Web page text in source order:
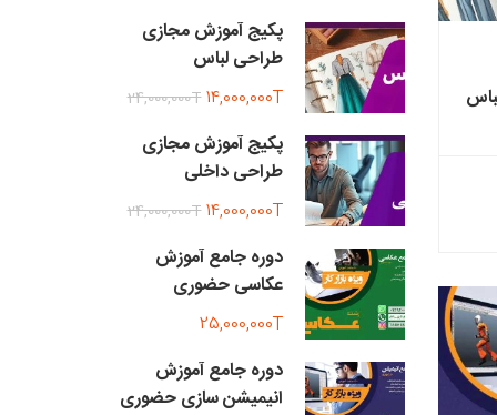
پکیج آموزش مجازی
طراحی لباس
24,000,000T 14,000,000T
پکیج آموزش مجازی
طراحی داخلی
24,000,000T 14,000,000T
دوره جامع آموزش
عکاسی حضوری
25,000,000T
دوره جامع آموزش
انیمیشن سازی حضوری